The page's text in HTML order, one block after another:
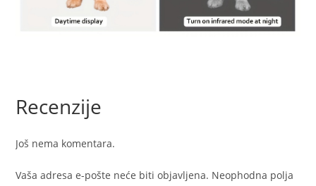
Recenzije
Još nema komentara.
Vaša adresa e-pošte neće biti objavljena. Neophodna polja